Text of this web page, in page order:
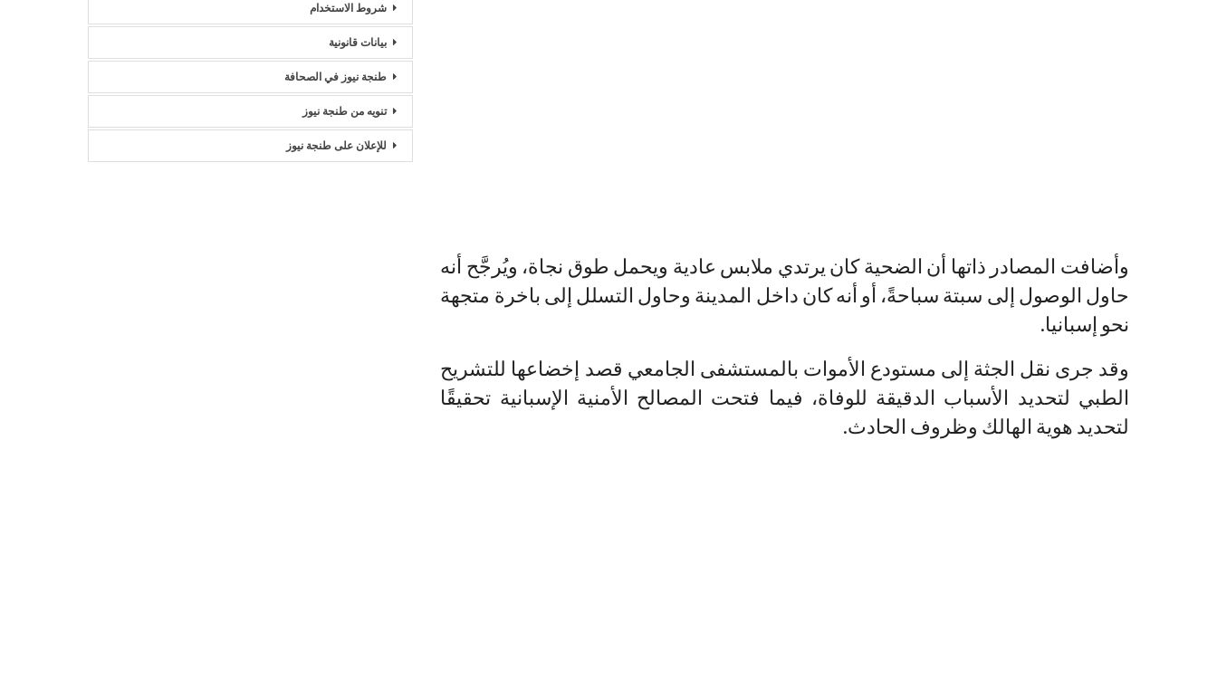
وأضافت المصادر ذاتها أن الضحية كان يرتدي ملابس عادية ويحمل طوق نجاة، ويُرجَّح أنه
حاول الوصول إلى سبتة سباحةً، أو أنه كان داخل المدينة وحاول التسلل إلى باخرة متجهة
نحو إسبانيا.
وقد جرى نقل الجثة إلى مستودع الأموات بالمستشفى الجامعي قصد إخضاعها للتشريح
الطبي لتحديد الأسباب الدقيقة للوفاة، فيما فتحت المصالح الأمنية الإسبانية تحقيقًا
لتحديد هوية الهالك وظروف الحادث.
شروط الاستخدام
بيانات قانونية
طنجة نيوز في الصحافة
تنويه من طنجة نيوز
للإعلان على طنجة نيوز